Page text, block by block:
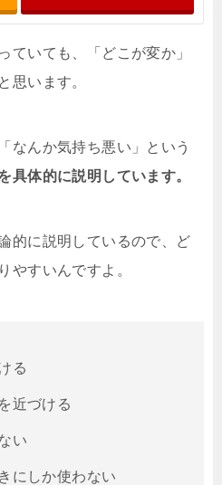
ていても、「どこが変か」
思います。
なんか気持ち悪い」という
具体的に説明しています。
的に説明しているので、ど
やすいんですよ。
る
近づける
い
にしか使わない